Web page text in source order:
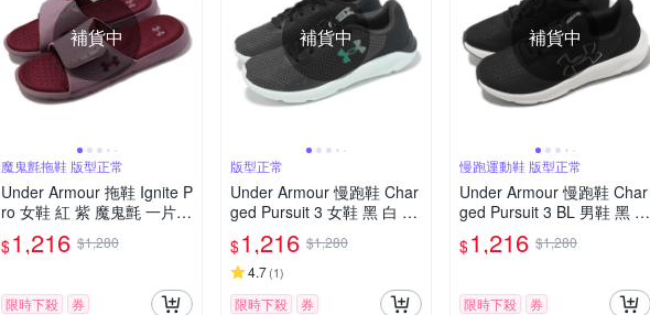
補貨中
魔鬼氈拖鞋 版型正常
Under Armour 拖鞋 Ignite P
ro 女鞋 紅 紫 魔鬼氈 一片拖
舒適 UA 3026027601
$1,216 $1,280
限時下殺 券
補貨中
版型正常
Under Armour 慢跑鞋 Char
ged Pursuit 3 女鞋 黑 白 輕
量 緩震 路跑 運動鞋 UA 30
24889105
$1,216 $1,280
4.7(1)
限時下殺 券
補貨中
慢跑運動鞋 版型正常
Under Armour 慢跑鞋 Char
ged Pursuit 3 BL 男鞋 黑 白
緩震 運動鞋 UA 302652300
1
$1,216 $1,280
限時下殺 券